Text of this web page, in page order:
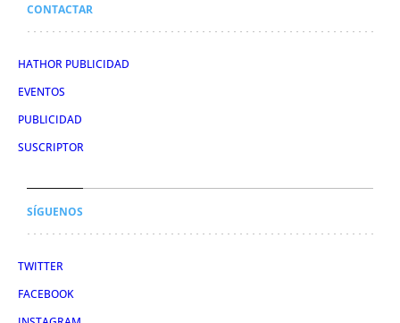
CONTACTAR
HATHOR PUBLICIDAD
EVENTOS
PUBLICIDAD
SUSCRIPTOR
SÍGUENOS
TWITTER
FACEBOOK